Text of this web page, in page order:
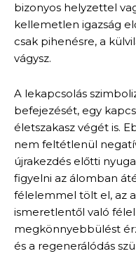
bizonyos helyzettel
kellemetlen igazság
csak pihenésre, a
vágysz.
A lekapcsolás
befejezését, egy
életszakasz végét is.
nem feltétlenül
újrakezdés előtti
figyelni az álomban
félelemmel tölt el, az
ismeretlentől való
megkönnyebbülést
és a regenerálódás